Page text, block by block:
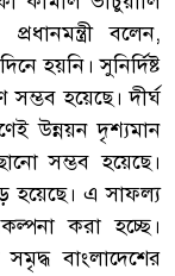
বলেন,
হয়নি। সুনির্দিষ্ট
হয়েছে। দীর্ঘ
উন্নয়ন দৃশ্যমান
সম্ভব হয়েছে।
হয়েছে। এ সাফল্য
করা হচ্ছে।
বাংলাদেশের